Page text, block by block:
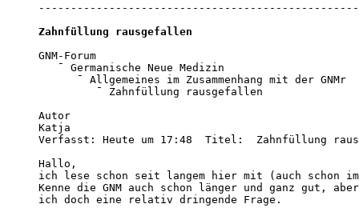
Zahnfüllung rausgefallen
GNM-Forum
   ¯ Germanische Neue Medizin
      ¯ Allgemeines im Zusammenhang mit der GNMr
         ¯ Zahnfüllung rausgefallen
Autor
Katja
Verfasst: Heute um 17:48  Titel:  Zahnfüllung
Hallo,
ich lese schon seit langem hier mit (auch schon
Kenne die GNM auch schon länger und ganz gut,
ich doch eine relativ dringende Frage.